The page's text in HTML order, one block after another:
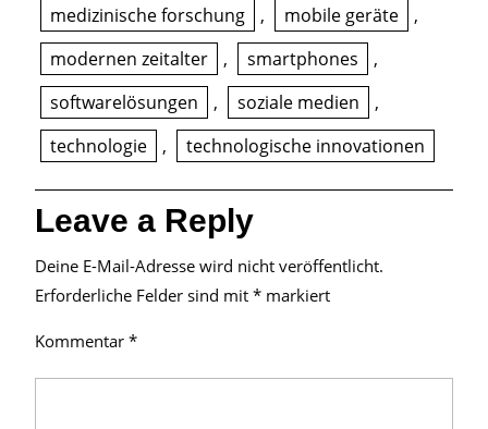
medizinische forschung
, mobile geräte
,
modernen zeitalter
, smartphones
,
softwarelösungen
, soziale medien
,
technologie
, technologische innovationen
Leave a Reply
Deine E-Mail-Adresse wird nicht veröffentlicht.
Erforderliche Felder sind mit * markiert
Kommentar *